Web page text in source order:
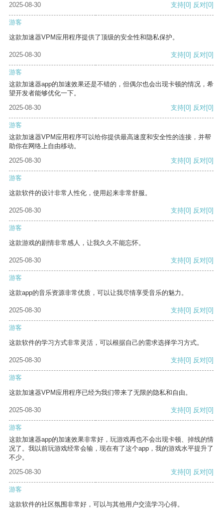
2025-08-30
支持[0] 反对[0]
游客
这款加速器VPM应用程序提供了顶级的安全性和隐私保护。
2025-08-30 支持[0] 反对[0]
游客
这款加速器app的加速效果还是不错的，但偶尔也会出现卡顿的情况，希
望开发者能够优化一下。
2025-08-30
支持[0] 反对[0]
游客
这款加速器VPM应用程序可以给你提供最高速度和安全性的连接，并帮
助你在网络上自由移动。
2025-08-30
支持[0] 反对[0]
游客
这款软件的设计非常人性化，使用起来非常舒服。
2025-08-30 支持[0] 反对[0]
游客
这款游戏的剧情非常感人，让我久久不能忘怀。
2025-08-30 支持[0] 反对[0]
游客
这款app的音乐资源非常优质，可以让我尽情享受音乐的魅力。
2025-08-30 支持[0] 反对[0]
游客
这款软件的学习方式非常灵活，可以根据自己的需求选择学习方式。
2025-08-30 支持[0] 反对[0]
游客
这款加速器VPM应用程序已经为我们带来了无限的隐私和自由。
2025-08-30 支持[0] 反对[0]
游客
这款加速器app的加速效果非常好，玩游戏再也不会出现卡顿、掉线的情
况了。我以前玩游戏经常会输，现在有了这个app，我的游戏水平提升了
不少。
2025-08-30
支持[0] 反对[0]
游客
这款软件的社区氛围非常好，可以与其他用户交流学习心得。